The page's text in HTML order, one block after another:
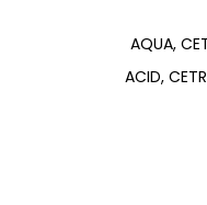
AQUA,
ACID,